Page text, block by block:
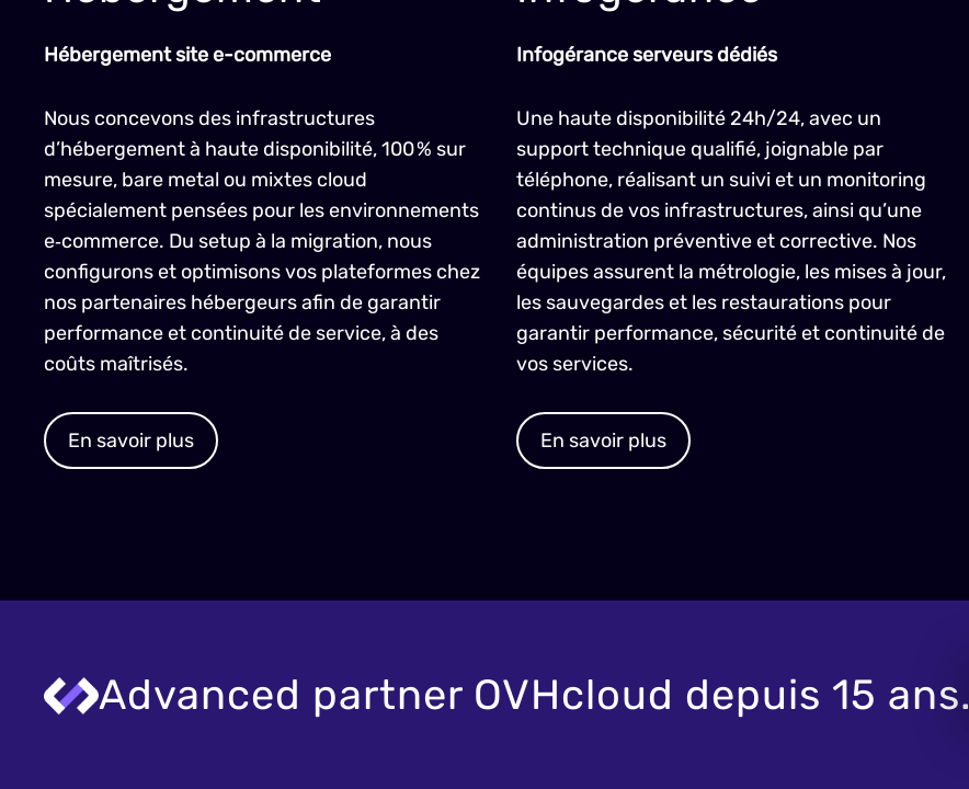
Hébergement site e-commerce
Nous concevons des infrastructures
d’hébergement à haute disponibilité, 100 % sur
mesure, bare metal ou mixtes cloud
spécialement pensées pour les environnements
e‑commerce. Du setup à la migration, nous
configurons et optimisons vos plateformes chez
nos partenaires hébergeurs afin de garantir
performance et continuité de service, à des
coûts maîtrisés.
En savoir plus
Infogérance serveurs dédiés
Une haute disponibilité 24h/24, avec un
support technique qualifié, joignable par
téléphone, réalisant un suivi et un monitoring
continus de vos infrastructures, ainsi qu’une
administration préventive et corrective. Nos
équipes assurent la métrologie, les mises à jour,
les sauvegardes et les restaurations pour
garantir performance, sécurité et continuité de
vos services.
En savoir plus
Advanced partner OVHcloud depuis 15 ans.